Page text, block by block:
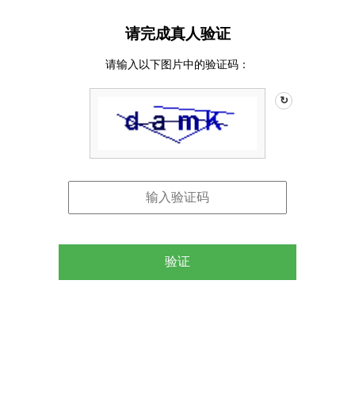
请完成真人验证
请输入以下图片中的验证码：
↻
验证